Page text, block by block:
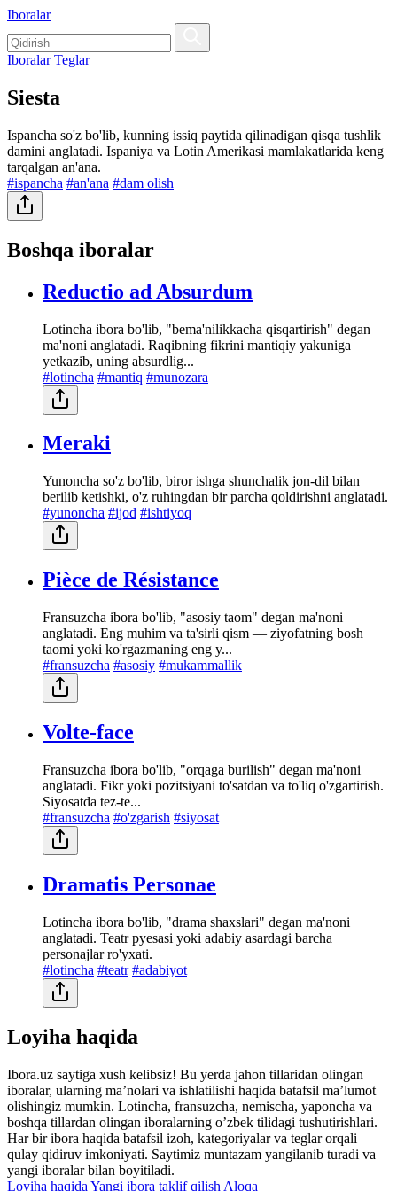
Iboralar
Iboralar Teglar
Siesta
Ispancha so'z bo'lib, kunning issiq paytida qilinadigan qisqa tushlik
damini anglatadi. Ispaniya va Lotin Amerikasi mamlakatlarida keng
tarqalgan an'ana.
#ispancha #an'ana #dam olish
Boshqa iboralar
Reductio ad Absurdum
Lotincha ibora bo'lib, "bema'nilikkacha qisqartirish" degan
ma'noni anglatadi. Raqibning fikrini mantiqiy yakuniga
yetkazib, uning absurdlig...
#lotincha #mantiq #munozara
Meraki
Yunoncha so'z bo'lib, biror ishga shunchalik jon-dil bilan
berilib ketishki, o'z ruhingdan bir parcha qoldirishni anglatadi.
#yunoncha #ijod #ishtiyoq
Pièce de Résistance
Fransuzcha ibora bo'lib, "asosiy taom" degan ma'noni
anglatadi. Eng muhim va ta'sirli qism — ziyofatning bosh
taomi yoki ko'rgazmaning eng y...
#fransuzcha #asosiy #mukammallik
Volte-face
Fransuzcha ibora bo'lib, "orqaga burilish" degan ma'noni
anglatadi. Fikr yoki pozitsiyani to'satdan va to'liq o'zgartirish.
Siyosatda tez-te...
#fransuzcha #o'zgarish #siyosat
Dramatis Personae
Lotincha ibora bo'lib, "drama shaxslari" degan ma'noni
anglatadi. Teatr pyesasi yoki adabiy asardagi barcha
personajlar ro'yxati.
#lotincha #teatr #adabiyot
Loyiha haqida
Ibora.uz saytiga xush kelibsiz! Bu yerda jahon tillaridan olingan
iboralar, ularning maʼnolari va ishlatilishi haqida batafsil maʼlumot
olishingiz mumkin. Lotincha, fransuzcha, nemischa, yaponcha va
boshqa tillardan olingan iboralarning oʼzbek tilidagi tushutirishlari.
Har bir ibora haqida batafsil izoh, kategoriyalar va teglar orqali
qulay qidiruv imkoniyati. Saytimiz muntazam yangilanib turadi va
yangi iboralar bilan boyitiladi.
Loyiha haqida Yangi ibora taklif qilish Aloqa